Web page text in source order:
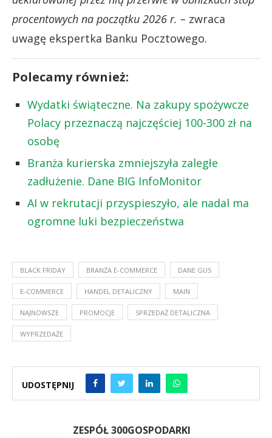
procentowych na początku 2026 r. – zwraca
uwagę ekspertka Banku Pocztowego.
Polecamy również:
Wydatki świąteczne. Na zakupy spożywcze
Polacy przeznaczą najczęściej 100-300 zł na
osobę
Branża kurierska zmniejszyła zaległe
zadłużenie. Dane BIG InfoMonitor
AI w rekrutacji przyspieszyło, ale nadal ma
ogromne luki bezpieczeństwa
BLACK FRIDAY BRANŻA E-COMMERCE DANE GUS
E-COMMERCE HANDEL DETALICZNY MAIN
NAJNOWSZE PROMOCJE SPRZEDAŻ DETALICZNA
WYPRZEDAŻE
UDOSTĘPNIJ
ZESPÓŁ 300GOSPODARKI